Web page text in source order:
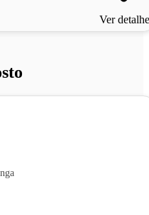
Ver